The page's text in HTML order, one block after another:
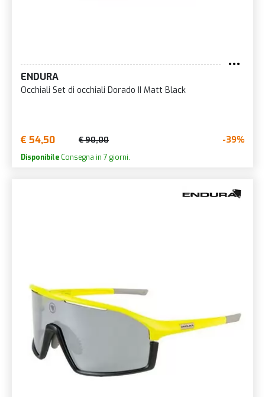
ENDURA
Occhiali Set di occhiali Dorado II Matt Black
€ 54,50 € 90,00 -39%
Disponibile Consegna in 7 giorni.